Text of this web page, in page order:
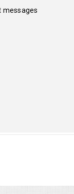
messages